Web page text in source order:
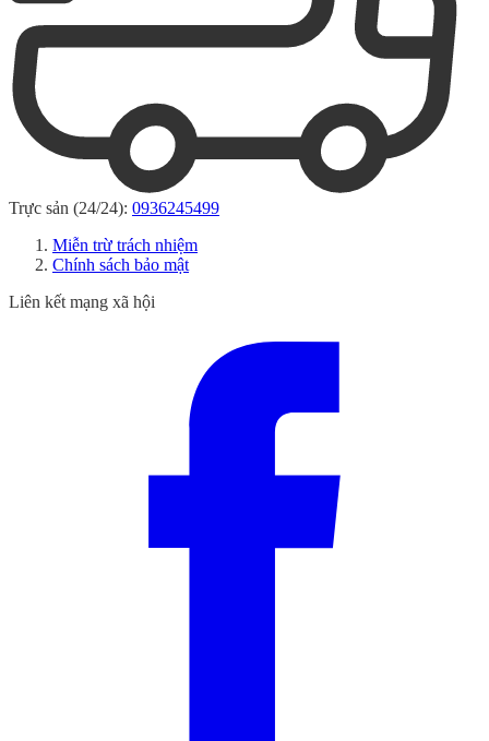
Trực sản (24/24): 0936245499
Miễn trừ trách nhiệm
Chính sách bảo mật
Liên kết mạng xã hội